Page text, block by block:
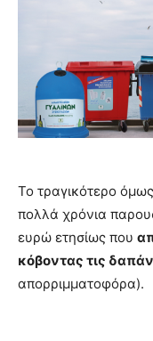
Το τραγικότερο
πολλά χρόνια
ευρώ ετησίως που
κόβοντας τις
απορριμματοφόρα).